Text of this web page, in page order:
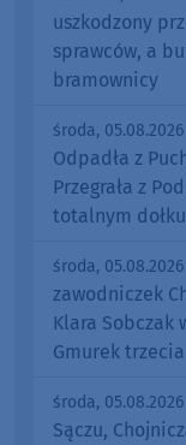
uszkodzony
sprawców, a
bramownicy
środa, 05.08.2026
Odpadła z
Przegrała z
totalnym
środa, 05.08.2026
zawodniczek
Klara Sobczak
Gmurek
środa, 05.08.2026
Sączu,